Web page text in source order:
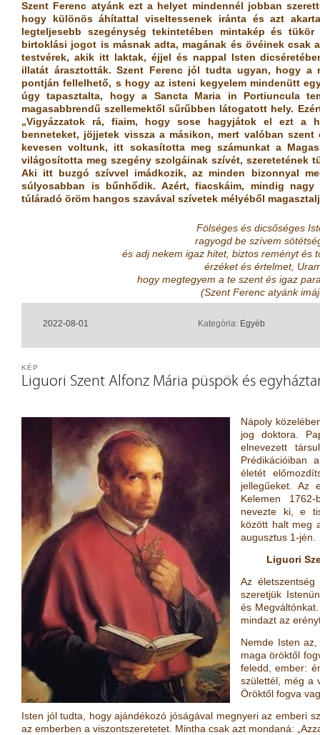
Szent Ferenc atyánk ezt a helyet mindennél jobban
hogy különös áhítattal viseltessenek iránta és azt
legteljesebb szegénység tekintetében mintakép és
birtoklási jogot is másnak adta, magának és övéinek csak
testvérek, akik itt laktak, éjjel és nappal Isten
illatát árasztották. Szent Ferenc jól tudta ugyan, hogy a
pontján fellelhető, s hogy az isteni kegyelem mindenütt
úgy tapasztalta, hogy a Sancta Maria in Portiuncula
magasabbrendű szellemektől sűrűbben látogatott hely.
„Vigyázzatok rá, fiaim, hogy sose hagyjátok el ezt a
benneteket, jöjjetek vissza a másikon, mert valóban
kevesen voltunk, itt sokasította meg számunkat a
világosította meg szegény szolgáinak szívét, szeretetének
Aki itt buzgó szívvel imádkozik, az minden bizonnyal
súlyosabban is bűnhődik. Azért, fiacskáim, mindig
túláradó öröm hangos szavával szívetek mélyéből
Fölséges és dicsőséges
ragyogd be szívem
és adj nekem igaz hitet, biztos reményt és
érzéket és értelmet,
hogy megtegyem a te szent és igaz
(Szent Ferenc atyánk
2022-08-01 Kategória: Egyéb
Liguori Szent Alfonz Mária püspök és
KÉP
Nápoly
jog doktora.
elnevezett
Prédikációiban
életét
jellegűeket. Az
Kelemen
nevezte ki, e
között halt meg
augusztus 1-jén.
Liguori
Az
szeretjük
és
mindazt az
Nemde Isten
maga öröktől
feledd, ember:
születtél, még a
Öröktől fogva
Isten jól tudta, hogy ajándékozó jóságával megnyeri az emberi
az emberben a viszontszeretetet. Mintha csak azt mondaná: